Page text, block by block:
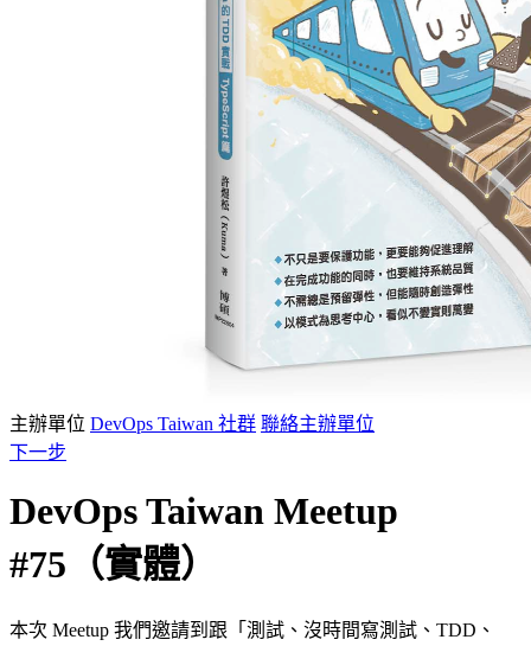
主辦單位 DevOps Taiwan 社群 聯絡主辦單位
下一步
DevOps Taiwan Meetup
#75（實體）
本次 Meetup 我們邀請到跟「測試、沒時間寫測試、TDD、